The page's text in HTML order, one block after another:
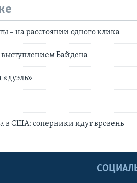
– на расстоянии одного клика
Байдена
в США: соперники идут вровень